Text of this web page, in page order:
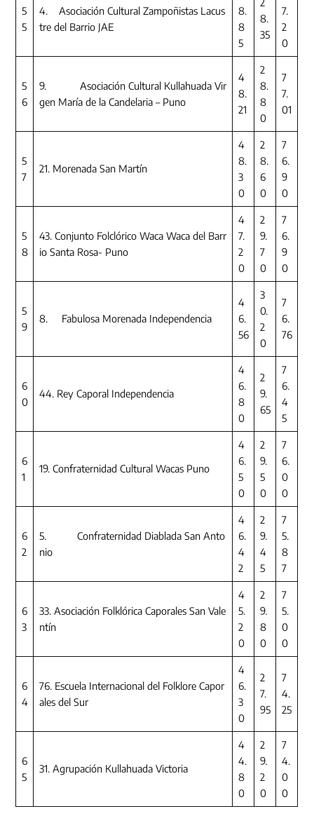
5
5
4. Asociación Cultural Zampoñistas Lacus
tre del Barrio JAE
8.
8
5
8.
35
7.
2
0
5
6
9. Asociación Cultural Kullahuada Vir
gen María de la Candelaria – Puno
4
8.
21
2
8.
8
0
7
7.
01
5
7
21. Morenada San Martín
4
8.
3
0
2
8.
6
0
7
6.
9
0
5
8
43. Conjunto Folclórico Waca Waca del Barr
io Santa Rosa- Puno
4
7.
2
0
2
9.
7
0
7
6.
9
0
5
9
8. Fabulosa Morenada Independencia
4
6.
56
3
0.
2
0
7
6.
76
6
0
44. Rey Caporal Independencia
4
6.
8
0
2
9.
65
7
6.
4
5
6
1
19. Confraternidad Cultural Wacas Puno
4
6.
5
0
2
9.
5
0
7
6.
0
0
6
2
5. Confraternidad Diablada San Anto
nio
4
6.
4
2
2
9.
4
5
7
5.
8
7
6
3
33. Asociación Folklórica Caporales San Vale
ntín
4
5.
2
0
2
9.
8
0
7
5.
0
0
6
4
76. Escuela Internacional del Folklore Capor
ales del Sur
4
6.
3
0
2
7.
95
7
4.
25
6
5
31. Agrupación Kullahuada Victoria
4
4.
8
0
2
9.
2
0
7
4.
0
0